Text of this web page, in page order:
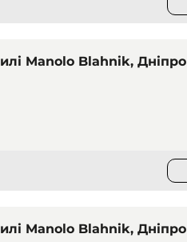
Manolo Blahnik, Дніпро
Manolo Blahnik, Дніпро